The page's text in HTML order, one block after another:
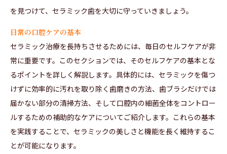
を見つけて、セラミック歯を大切に守っていきましょう。
日常の口腔ケアの基本
セラミック治療を長持ちさせるためには、毎日のセルフケアが非
常に重要です。このセクションでは、そのセルフケアの基本とな
るポイントを詳しく解説します。具体的には、セラミックを傷つ
けずに効率的に汚れを取り除く歯磨きの方法、歯ブラシだけでは
届かない部分の清掃方法、そして口腔内の細菌全体をコントロー
ルするための補助的なケアについてご紹介します。これらの基本
を実践することで、セラミックの美しさと機能を長く維持するこ
とが可能になります。